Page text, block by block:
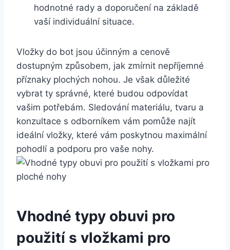
hodnotné rady a doporučení na základě
vaší individuální situace.
Vložky do bot jsou účinným a cenově
dostupným způsobem, jak zmírnit nepříjemné
příznaky plochých nohou. Je však důležité
vybrat ty správné, které budou odpovídat
vašim potřebám. Sledování materiálu, tvaru a
konzultace s odborníkem vám pomůže najít
ideální vložky, které vám poskytnou maximální
pohodlí a podporu pro vaše nohy.
Vhodné typy obuvi pro
použití s vložkami pro